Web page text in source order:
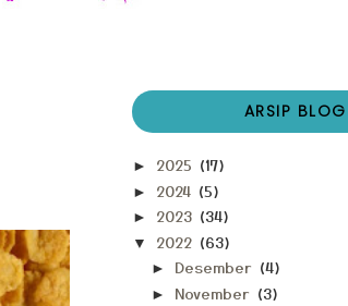
ARSIP BLOG
► 2025 (17)
► 2024 (5)
► 2023 (34)
▼ 2022 (63)
► Desember (4)
► November (3)